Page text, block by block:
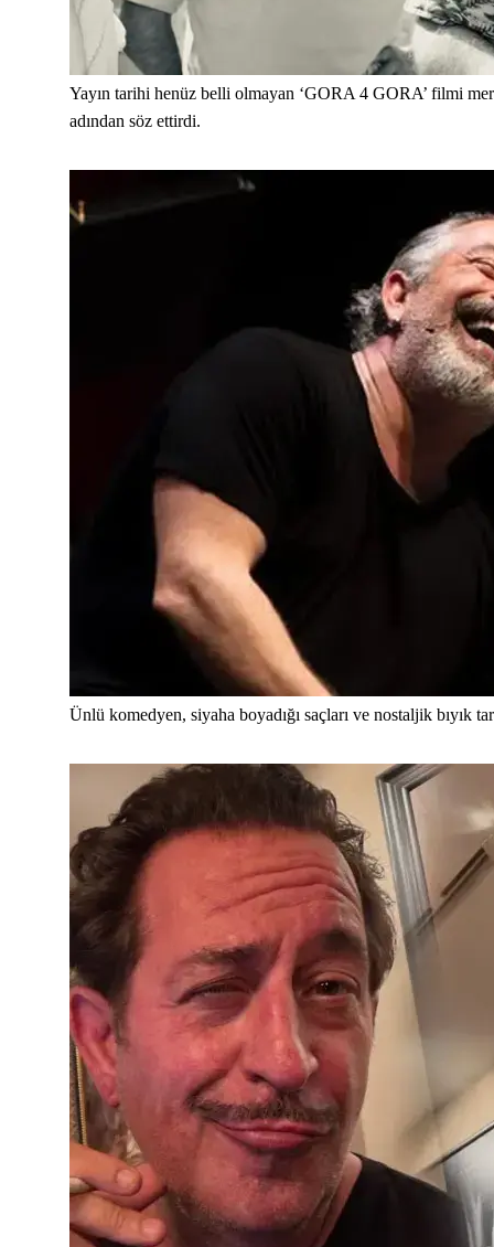
Yayın tarihi henüz belli olmayan ‘GORA 4 GORA’ filmi
adından söz ettirdi.
Ünlü komedyen, siyaha boyadığı saçları ve nostaljik bıyık